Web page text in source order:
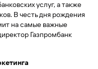
услуг, а также
В честь дня рождения
на самые важные
Газпромбанк